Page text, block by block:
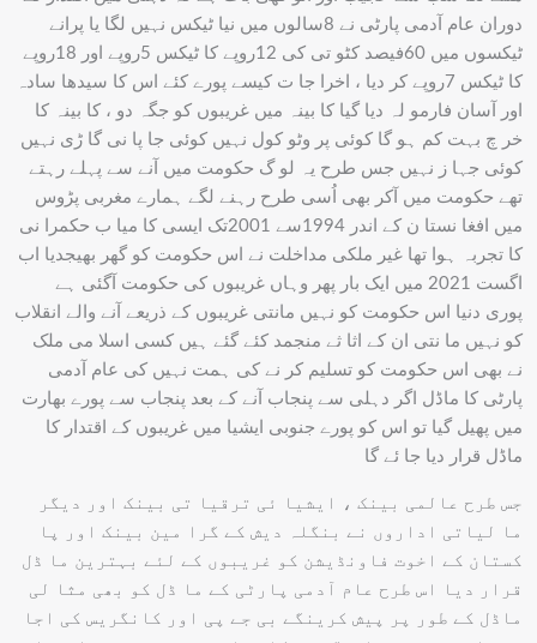
دوران عام آدمی پارٹی نے 8سالوں میں نیا ٹیکس نہیں لگا یا پرانے
ٹیکسوں میں 60فیصد کٹو تی کی 12روپے کا ٹیکس 5روپے اور 18روپے
کا ٹیکس 7روپے کر دیا ، اخرا جا ت کیسے پورے کئے اس کا سیدھا سادہ
اور آسان فارمو لہ دیا گیا کا بینہ میں غریبوں کو جگہ دو ، کا بینہ کا
خر چ بہت کم ہو گا کوئی پر وٹو کول نہیں کوئی جا پا نی گا ڑی نہیں
کوئی جہا ز نہیں جس طرح یہ لو گ حکومت میں آنے سے پہلے رہتے
تھے حکومت میں آکر بھی اُسی طرح رہنے لگے ہمارے مغربی پڑوس
میں افغا نستا ن کے اندر 1994سے 2001تک ایسی کا میا ب حکمرا نی
کا تجربہ ہوا تھا غیر ملکی مداخلت نے اس حکومت کو گھر بھیجدیا اب
اگست 2021 میں ایک بار پھر وہاں غریبوں کی حکومت آگئی ہے
پوری دنیا اس حکومت کو نہیں مانتی غریبوں کے ذریعے آنے والے انقلاب
کو نہیں ما نتی ان کے اثا ثے منجمد کئے گئے ہیں کسی اسلا می ملک
نے بھی اس حکومت کو تسلیم کر نے کی ہمت نہیں کی عام آدمی
پارٹی کا ماڈل اگر دہلی سے پنجاب آنے کے بعد پنجاب سے پورے بھارت
میں پھیل گیا تو اس کو پورے جنوبی ایشیا میں غریبوں کے اقتدار کا
ماڈل قرار دیا جا ئے گا
جس طرح عالمی بینک ، ایشیا ئی ترقیا تی بینک اور دیگر
ما لیاتی اداروں نے بنگلہ دیش کے گرا مین بینک اور پا
کستان کے اخوت فاونڈیشن کو غریبوں کے لئے بہترین ما ڈل
قرار دیا اس طرح عام آدمی پارٹی کے ما ڈل کو بھی مثا لی
ماڈل کے طور پر پیش کرینگے بی جے پی اور کانگریس کی اجا